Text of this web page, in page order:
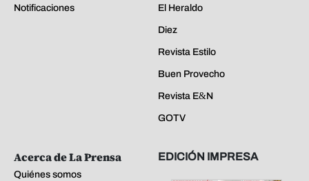
Notificaciones El Heraldo
Diez
Revista Estilo
Buen Provecho
Revista E&N
GOTV
Acerca de La Prensa
Quiénes somos
EDICIÓN IMPRESA